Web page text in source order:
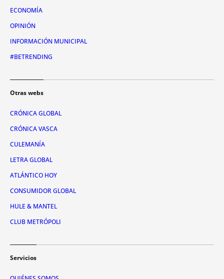
ECONOMÍA
OPINIÓN
INFORMACIÓN MUNICIPAL
#BETRENDING
Otras webs
CRÓNICA GLOBAL
CRÓNICA VASCA
CULEMANÍA
LETRA GLOBAL
ATLÁNTICO HOY
CONSUMIDOR GLOBAL
HULE & MANTEL
CLUB METRÓPOLI
Servicios